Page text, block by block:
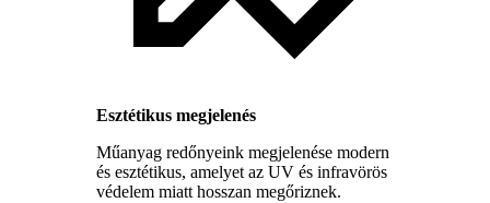
Esztétikus megjelenés
Műanyag redőnyeink megjelenése modern
és esztétikus, amelyet az UV és infravörös
védelem miatt hosszan megőriznek.